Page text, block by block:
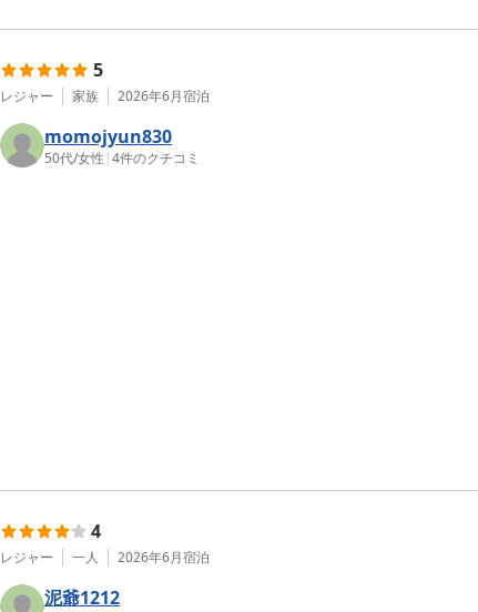
5
レジャー 家族 2026年6月宿泊
momojyun830
50代/女性 |4件のクチコミ
4
レジャー 一人 2026年6月宿泊
泥爺1212